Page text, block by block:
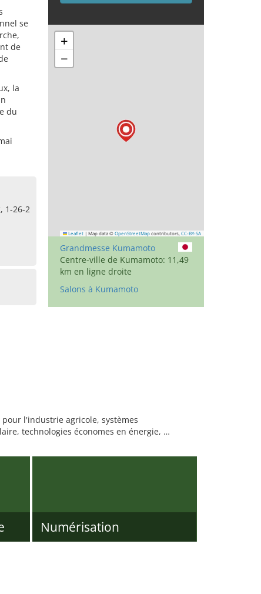
se
de
la
du
1-26-2
+
−
Leaflet | Map data © OpenStreetMap contributors, CC-BY-SA
Grandmesse Kumamoto
Centre-ville de Kumamoto: 11,49
km en ligne droite
Salons à Kumamoto
l'industrie agricole, systèmes
technologies économes en énergie, …
Numérisation